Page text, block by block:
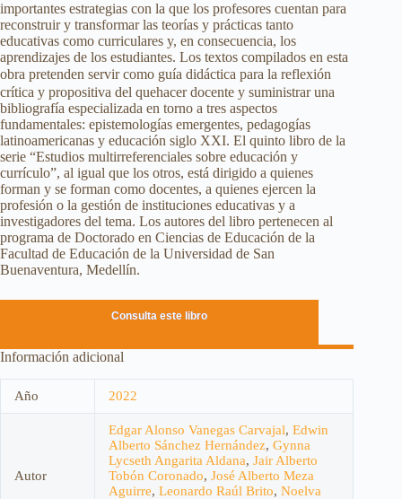
importantes estrategias con la que los profesores cuentan para
reconstruir y transformar las teorías y prácticas tanto
educativas como curriculares y, en consecuencia, los
aprendizajes de los estudiantes. Los textos compilados en esta
obra pretenden servir como guía didáctica para la reflexión
crítica y propositiva del quehacer docente y suministrar una
bibliografía especializada en torno a tres aspectos
fundamentales: epistemologías emergentes, pedagogías
latinoamericanas y educación siglo XXI. El quinto libro de la
serie “Estudios multirreferenciales sobre educación y
currículo”, al igual que los otros, está dirigido a quienes
forman y se forman como docentes, a quienes ejercen la
profesión o la gestión de instituciones educativas y a
investigadores del tema. Los autores del libro pertenecen al
programa de Doctorado en Ciencias de Educación de la
Facultad de Educación de la Universidad de San
Buenaventura, Medellín.
Consulta este libro
Información adicional
Año 2022
Autor
Edgar Alonso Vanegas Carvajal, Edwin
Alberto Sánchez Hernández, Gynna
Lycseth Angarita Aldana, Jair Alberto
Tobón Coronado, José Alberto Meza
Aguirre, Leonardo Raúl Brito, Noelva